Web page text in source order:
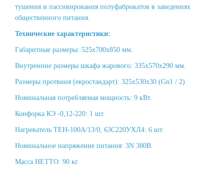
тушения и пассивирования полуфабрикатов в заведениях
общественного питания.
Технические характеристики:
Габаритные размеры: 525х700х850 мм.
Внутренние размеры шкафа жарового: 335х570х290 мм.
Размеры протвиня (евростандарт): 325х530х30 (Gn1 / 2)
Номинальная потребляемая мощность: 9 кВт.
Конфорка КЭ -0,12-220: 1 шт.
Нагреватель ТЕН-100А/13/0, 63С220УХЛ4: 6 шт.
Номинальное напряжение питания: 3N 380В.
Масса НЕТТО: 90 кг.